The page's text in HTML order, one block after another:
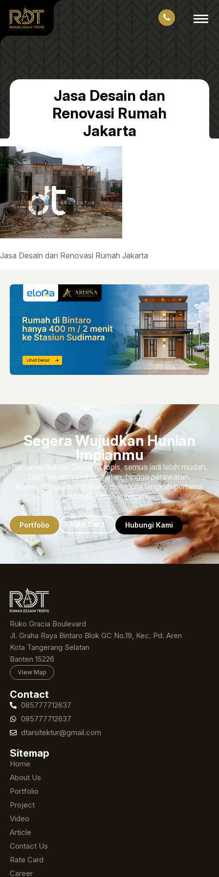
Jasa Desain dan
Renovasi Rumah
Jakarta
Jasa Desain dan Renovasi Rumah Jakarta
Segera Wujudkan Hunian
Impianmu
Bersama Rumah Desain Tropis, semua jadi lebih mudah.
Dari desain, pembangunan, hingga perawatan.
Konsultasi gratis sekarang dan mulai langkah pertama
menuju rumah impianmu.
Portfolio Rate Card Hubungi Kami
Ruko Gracia Boulevard
Jl. Graha Raya Bintaro Blok GC No.19, Kec. Pd. Aren
Kota Tangerang Selatan
Banten 15226
View Map
Contact
085777712637
085777712637
dtarsitektur@gmail.com
Sitemap
Home
About Us
Portfolio
Project
Video
Article
Contact Us
Rate Card
Career